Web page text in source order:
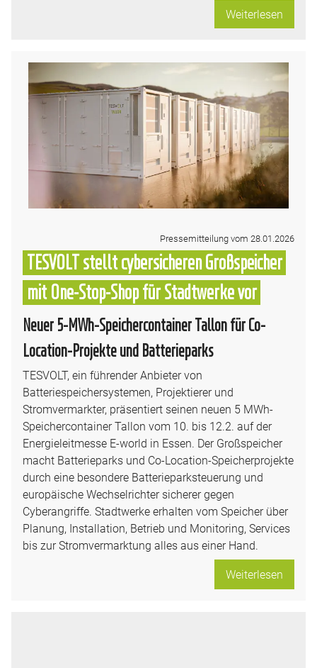
Weiterlesen
Pressemitteilung vom 28.01.2026
TESVOLT stellt cybersicheren Großspeicher
mit One-Stop-Shop für Stadtwerke vor
Neuer 5-MWh-Speichercontainer Tallon für Co-
Location-Projekte und Batterieparks
TESVOLT, ein führender Anbieter von
Batteriespeichersystemen, Projektierer und
Stromvermarkter, präsentiert seinen neuen 5 MWh-
Speichercontainer Tallon vom 10. bis 12.2. auf der
Energieleitmesse E-world in Essen. Der Großspeicher
macht Batterieparks und Co-Location-Speicherprojekte
durch eine besondere Batterieparksteuerung und
europäische Wechselrichter sicherer gegen
Cyberangriffe. Stadtwerke erhalten vom Speicher über
Planung, Installation, Betrieb und Monitoring, Services
bis zur Stromvermarktung alles aus einer Hand.
Weiterlesen